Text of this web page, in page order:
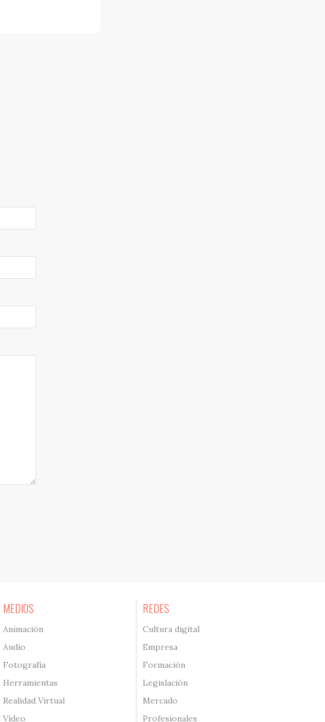
MEDIOS
Animación
Audio
Fotografía
Herramientas
Realidad Virtual
Vídeo
REDES
Cultura digital
Empresa
Formación
Legislación
Mercado
Profesionales